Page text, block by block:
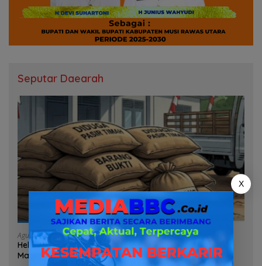
Seputar Daearah
Agustus 7, 2026
Heboh Tumpukan Karung Diduga Pasir Timah di Pos AL
Manggar, Danlanal Babel: Masih Kami Dalami
X